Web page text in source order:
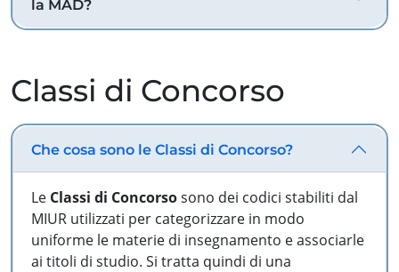
la MAD?
Classi di Concorso
Che cosa sono le Classi di Concorso?
Le Classi di Concorsosono dei codici stabiliti dal
MIUR utilizzati per categorizzare in modo
uniforme le materie di insegnamento e associarle
ai titoli di studio. Si tratta quindi di una